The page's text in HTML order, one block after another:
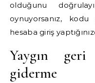
olduğunu
oynuyorsanız,
hesaba giriş
Yaygın geri
giderme